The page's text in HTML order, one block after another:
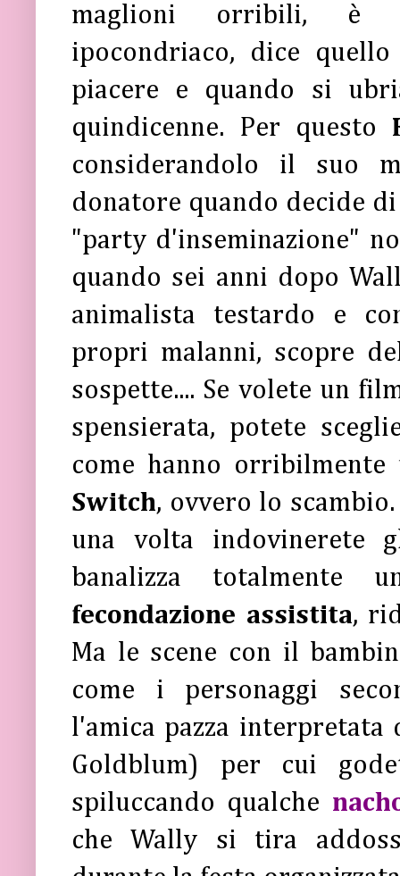
maglioni orribili, è
ipocondriaco, dice
piacere e quando si
quindicenne. Per questo
considerandolo il suo
donatore quando decide
"party d'inseminazione"
quando sei anni dopo
animalista testardo e
propri malanni, scopre
sospette.... Se volete un
spensierata, potete
come hanno
Switch, ovvero lo
una volta indovinerete
banalizza totalmente
fecondazione assistita,
Ma le scene con il
come i personaggi
l'amica pazza interpretata
Goldblum) per cui
spiluccando qualche
che Wally si tira